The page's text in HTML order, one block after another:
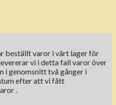
beställt varor i vårt lager för
vi i detta fall varor över
i genomsnitt två gånger i
efter att vi fått
.